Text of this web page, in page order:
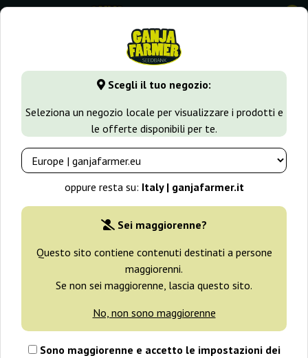
Scegli il tuo negozio:
Seleziona un negozio locale per visualizzare i prodotti e
le offerte disponibili per te.
oppure resta su: Italy | ganjafarmer.it
Sei maggiorenne?
Questo sito contiene contenuti destinati a persone
maggiorenni.
Se non sei maggiorenne, lascia questo sito.
No, non sono maggiorenne
Sono maggiorenne e accetto le impostazioni dei
0
GanjaFarmer.it Varietà di Cannabis Cookies
Cookies Semi
Filtri Ordinamento